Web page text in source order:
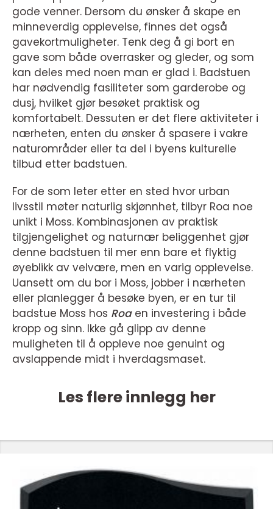
gode venner. Dersom du ønsker å skape en
minneverdig opplevelse, finnes det også
gavekortmuligheter. Tenk deg å gi bort en
gave som både overrasker og gleder, og som
kan deles med noen man er glad i. Badstuen
har nødvendig fasiliteter som garderobe og
dusj, hvilket gjør besøket praktisk og
komfortabelt. Dessuten er det flere aktiviteter i
nærheten, enten du ønsker å spasere i vakre
naturområder eller ta del i byens kulturelle
tilbud etter badstuen.
For de som leter etter en sted hvor urban
livsstil møter naturlig skjønnhet, tilbyr Roa noe
unikt i Moss. Kombinasjonen av praktisk
tilgjengelighet og naturnær beliggenhet gjør
denne badstuen til mer enn bare et flyktig
øyeblikk av velvære, men en varig opplevelse.
Uansett om du bor i Moss, jobber i nærheten
eller planlegger å besøke byen, er en tur til
badstue Moss hos Roa en investering i både
kropp og sinn. Ikke gå glipp av denne
muligheten til å oppleve noe genuint og
avslappende midt i hverdagsmaset.
Les flere innlegg her